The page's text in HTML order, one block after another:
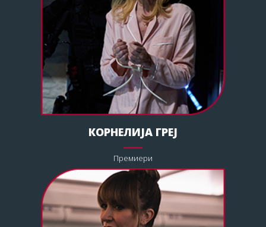
КОРНЕЛИЈА ГРЕЈ
Премиери